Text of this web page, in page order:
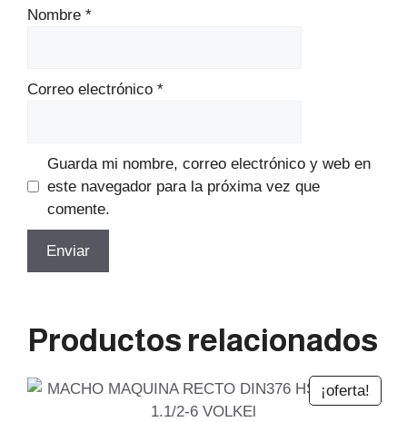
Nombre *
Correo electrónico *
Guarda mi nombre, correo electrónico y web en
este navegador para la próxima vez que
comente.
Productos relacionados
¡oferta!